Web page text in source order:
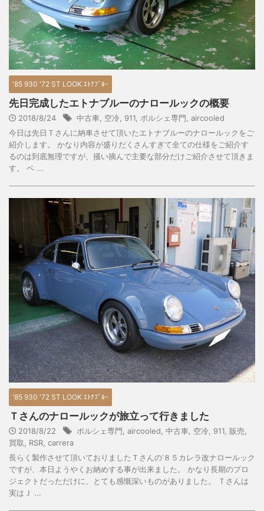
'85 930 '72 ST LOOK ｴﾄﾅﾌﾞﾙｰ
先日完成したエトナブルーのナロールックの概要
2018/8/24 中古車 空冷 911 ポルシェ専門 aircooled
今日は先日Ｔさんに納車させて頂いたエトナブルーのナロールックをご
紹介します。 かなり内容が盛りだくさんすぎて全ての仕様をご紹介す
るのは到底無理ですが、掻い摘んで主要な部分だけご紹介させて頂きま
す。 ベ ...
'85 930 '72 ST LOOK ｴﾄﾅﾌﾞﾙｰ
Ｔさんのナロールックが旅立って行きました
2018/8/22 ポルシェ専門 aircooled 中古車 空冷 911 販売
買取
RSR carrera
長らく製作させて頂いておりましたＴさんの’８５カレラ改ナロールック
ですが、本日ようやくお納めする事が出来ました。 かなり長期のプロ
ジェクトだっただけに、とても感慨深いものがありました。 Ｔさんは
実はＪ ...